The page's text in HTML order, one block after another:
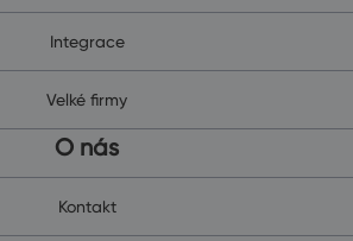
Integrace
Velké firmy
O nás
Kontakt